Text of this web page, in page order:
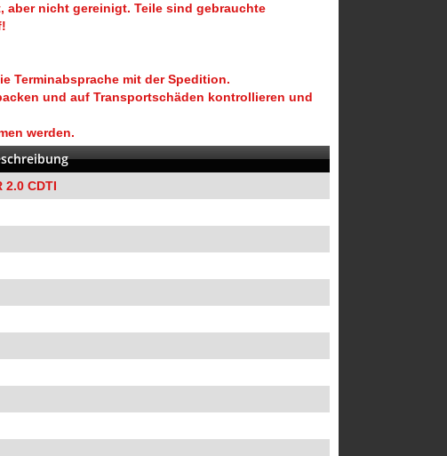
nicht gereinigt. Teile sind gebrauchte
Terminabsprache mit der Spedition.
und auf Transportschäden kontrollieren und
werden.
2.0 CDTI